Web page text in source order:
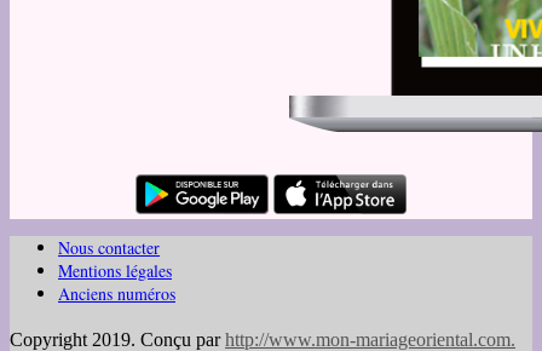
Nous contacter
Mentions légales
Anciens numéros
Copyright 2019. Conçu parhttp://www.mon-mariageoriental.com.